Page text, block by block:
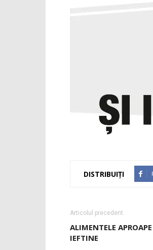
DISTRIBUIȚI
Articolul precedent
ALIMENTELE
IEFTINE